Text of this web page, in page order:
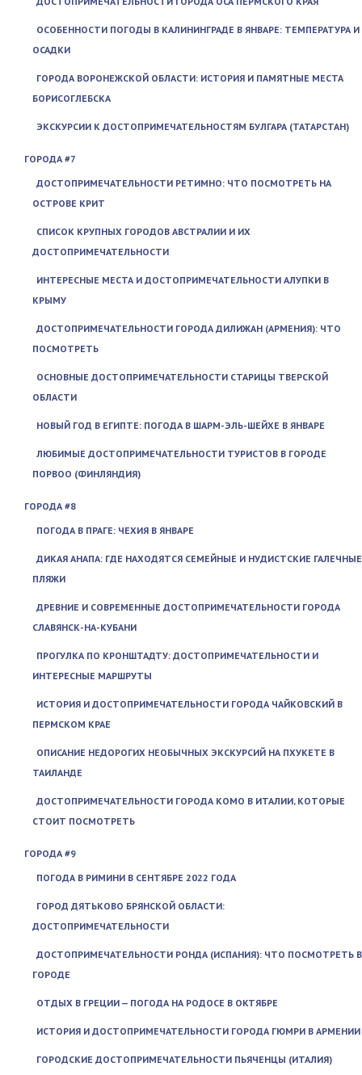
ОСОБЕННОСТИ ПОГОДЫ В КАЛИНИНГРАДЕ В ЯНВАРЕ: ТЕМПЕРАТУРА И
ОСАДКИ
ГОРОДА ВОРОНЕЖСКОЙ ОБЛАСТИ: ИСТОРИЯ И ПАМЯТНЫЕ МЕСТА
БОРИСОГЛЕБСКА
ЭКСКУРСИИ К ДОСТОПРИМЕЧАТЕЛЬНОСТЯМ БУЛГАРА (ТАТАРСТАН)
ГОРОДА #7
ДОСТОПРИМЕЧАТЕЛЬНОСТИ РЕТИМНО: ЧТО ПОСМОТРЕТЬ НА
ОСТРОВЕ КРИТ
СПИСОК КРУПНЫХ ГОРОДОВ АВСТРАЛИИ И ИХ
ДОСТОПРИМЕЧАТЕЛЬНОСТИ
ИНТЕРЕСНЫЕ МЕСТА И ДОСТОПРИМЕЧАТЕЛЬНОСТИ АЛУПКИ В
КРЫМУ
ДОСТОПРИМЕЧАТЕЛЬНОСТИ ГОРОДА ДИЛИЖАН (АРМЕНИЯ): ЧТО
ПОСМОТРЕТЬ
ОСНОВНЫЕ ДОСТОПРИМЕЧАТЕЛЬНОСТИ СТАРИЦЫ ТВЕРСКОЙ
ОБЛАСТИ
НОВЫЙ ГОД В ЕГИПТЕ: ПОГОДА В ШАРМ-ЭЛЬ-ШЕЙХЕ В ЯНВАРЕ
ЛЮБИМЫЕ ДОСТОПРИМЕЧАТЕЛЬНОСТИ ТУРИСТОВ В ГОРОДЕ
ПОРВОО (ФИНЛЯНДИЯ)
ГОРОДА #8
ПОГОДА В ПРАГЕ: ЧЕХИЯ В ЯНВАРЕ
ДИКАЯ АНАПА: ГДЕ НАХОДЯТСЯ СЕМЕЙНЫЕ И НУДИСТСКИЕ ГАЛЕЧНЫЕ
ПЛЯЖИ
ДРЕВНИЕ И СОВРЕМЕННЫЕ ДОСТОПРИМЕЧАТЕЛЬНОСТИ ГОРОДА
СЛАВЯНСК-НА-КУБАНИ
ПРОГУЛКА ПО КРОНШТАДТУ: ДОСТОПРИМЕЧАТЕЛЬНОСТИ И
ИНТЕРЕСНЫЕ МАРШРУТЫ
ИСТОРИЯ И ДОСТОПРИМЕЧАТЕЛЬНОСТИ ГОРОДА ЧАЙКОВСКИЙ В
ПЕРМСКОМ КРАЕ
ОПИСАНИЕ НЕДОРОГИХ НЕОБЫЧНЫХ ЭКСКУРСИЙ НА ПХУКЕТЕ В
ТАИЛАНДЕ
ДОСТОПРИМЕЧАТЕЛЬНОСТИ ГОРОДА КОМО В ИТАЛИИ, КОТОРЫЕ
СТОИТ ПОСМОТРЕТЬ
ГОРОДА #9
ПОГОДА В РИМИНИ В СЕНТЯБРЕ 2022 ГОДА
ГОРОД ДЯТЬКОВО БРЯНСКОЙ ОБЛАСТИ:
ДОСТОПРИМЕЧАТЕЛЬНОСТИ
ДОСТОПРИМЕЧАТЕЛЬНОСТИ РОНДА (ИСПАНИЯ): ЧТО ПОСМОТРЕТЬ В
ГОРОДЕ
ОТДЫХ В ГРЕЦИИ — ПОГОДА НА РОДОСЕ В ОКТЯБРЕ
ИСТОРИЯ И ДОСТОПРИМЕЧАТЕЛЬНОСТИ ГОРОДА ГЮМРИ В АРМЕНИИ
ГОРОДСКИЕ ДОСТОПРИМЕЧАТЕЛЬНОСТИ ПЬЯЧЕНЦЫ (ИТАЛИЯ)